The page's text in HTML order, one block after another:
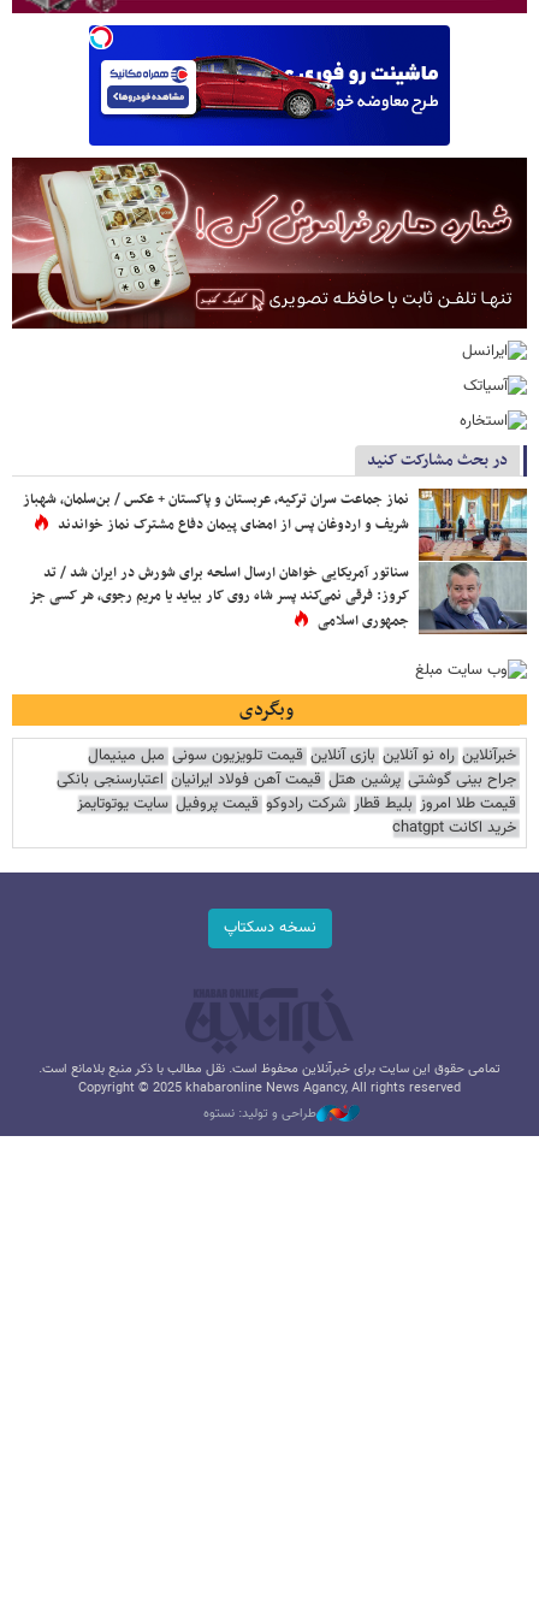
در بحث مشارکت کنید
نماز جماعت سران ترکیه، عربستان و پاکستان + عکس / بن‌سلمان، شهباز
شریف و اردوغان پس از امضای پیمان دفاع مشترک نماز خواندند
سناتور آمریکایی خواهان ارسال اسلحه برای شورش در ایران شد / تد
کروز: فرقی نمی‌کند پسر شاه روی کار بیاید یا مریم رجوی، هر کسی جز
جمهوری اسلامی
وبگردی
خبرآنلاین راه نو آنلاین بازی آنلاین قیمت تلویزیون سونی مبل مینیمال
جراح بینی گوشتی پرشین هتل قیمت آهن فولاد ایرانیان اعتبارسنجی بانکی
قیمت طلا امروز بلیط قطار شرکت رادوکو قیمت پروفیل سایت یوتوتایمز
خرید اکانت chatgpt
نسخه دسکتاپ
تمامی حقوق این سایت برای خبرآنلاین محفوظ است. نقل مطالب با ذکر منبع بلامانع است.
Copyright © 2025 khabaronline News Agancy, All rights reserved
طراحی و تولید: نستوه